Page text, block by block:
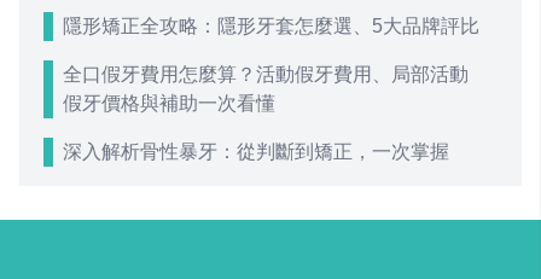
隱形矯正全攻略：隱形牙套怎麼選、5大品牌評比
全口假牙費用怎麼算？活動假牙費用、局部活動
假牙價格與補助一次看懂
深入解析骨性暴牙：從判斷到矯正，一次掌握